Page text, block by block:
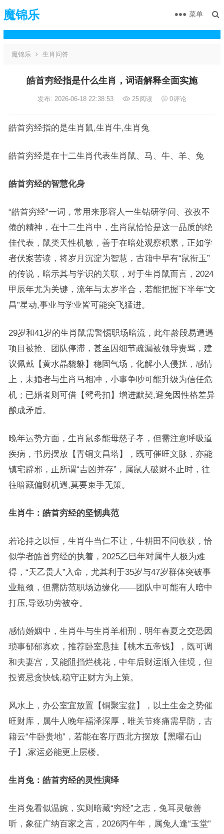
魔锦乐 菜单
魔锦乐 生肖问答
皓首穷经指是什么生肖，词语解释全面实施
发布: 2026-06-18 22:38:53 25阅读 0评论
皓首穷经指的是生肖鼠,生肖牛,生肖兔
皓首穷经是在十二生肖代表生肖鼠、马、牛、羊、兔
皓首穷经的智慧化身
“皓首穷经”一词，常用来形容人一生钻研学问、孜孜不
倦的精神，在十二生肖中，生肖鼠恰恰是这一品质的绝
佳代表，鼠类天性机敏，善于在暗处观察积累，正如学
者伏案苦读，将岁月沉淀为智慧，古籍中早有“鼠衔玉”
的传说，暗示其与学识的关联，对于生肖鼠而言，2024
甲辰年尤为关键，流年与太岁半合，若能把握下半年“文
昌”星动,事业与学业皆可能突飞猛进。
29岁和41岁的生肖鼠需警惕职场暗流，此年龄段易遭遇
项目被抢、团队停滞，甚至因细节疏漏被领导责骂，建
议佩戴【黄水晶貔貅】稳固气场，化解小人侵扰，感情
上，未婚者与生肖马相冲，小事争吵可能升级为信任危
机；已婚者则可借【鸳鸯扣】增进默契,避免因性格差异
酿成矛盾。
晚年运势方面，生肖鼠多能母慈子孝，但需注意呼吸道
疾病，书房摆放【青铜文昌塔】，既可催旺文脉，亦能
镇宅辟邪，正所谓“吉凶并存”，属鼠人破财不止时，往
往暗藏偏财机遇,莫要束手无策。
生肖牛：皓首穷经的坚韧典范
若论持之以恒，生肖牛当仁不让，牛耕田不问收获，恰
似学者皓首穷经的执着，2025乙巳年对属牛人极为难
得，“天乙贵人”入命，尤其利于35岁与47岁群体突破事
业瓶颈，但需防范职场边缘化——团队中可能有人暗中
打压,导致功劳被夺。
感情婚姻中，生肖牛与生肖羊相刑，明年春夏之交恐因
琐事郁郁寡欢，推荐卧室悬挂【桃木五帝钱】，既可调
和夫妻宫，又能阻挡烂桃花，中年后财运渐入佳境，但
投资忌贪快钱,稳守正财方为上策。
风水上，办公室宜放置【铜聚宝盆】，以土生金之势催
旺财库，属牛人晚年福泽深厚，唯关节疼痛需早防，古
籍云“牛卧贵地”，若能在客厅西北方摆放【黑曜石山
子】,家运必能更上层楼。
生肖兔：皓首穷经的灵性演绎
生肖兔看似温婉，实则暗藏“穷经”之志，兔耳灵敏善
听，象征广纳百家之言，2026丙午年，属兔人逢“玉堂”